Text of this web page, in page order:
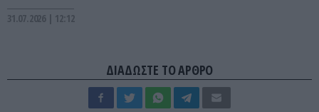
31.07.2026 | 12:12
ΔΙΑΔΩΣΤΕ ΤΟ ΑΡΘΡΟ